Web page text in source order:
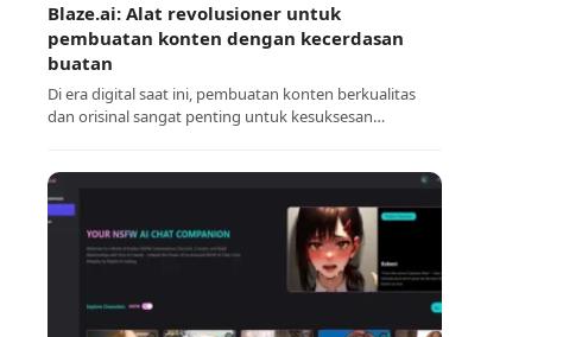
Blaze.ai: Alat revolusioner untuk
pembuatan konten dengan kecerdasan
buatan
Di era digital saat ini, pembuatan konten berkualitas
dan orisinal sangat penting untuk kesuksesan…